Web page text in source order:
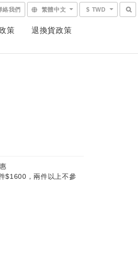
絡我們 繁體中文 $ TWD
策 退換貨政策
$1600，兩件以上不參